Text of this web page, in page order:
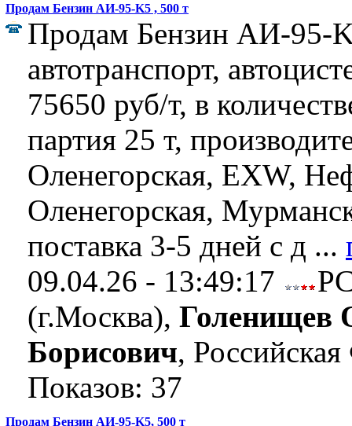
Продам Бензин АИ-95-K5 , 500 т
Продам Бензин АИ-95-
автотранспорт,
75650 руб/т, в
партия 25 т,
Оленегорская, EXW,
Оленегорская,
поставка 3-5 дней с д ...
09.04.26 - 13:49:17
(г.Москва), Голенищев
Борисович,
Показов: 37
Продам Бензин АИ-95-K5, 500 т